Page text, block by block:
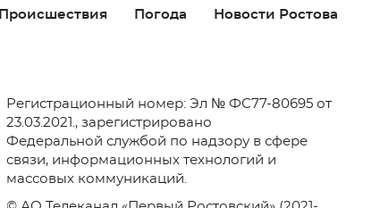
Происшествия Погода Новости Ростова
Регистрационный номер: Эл № ФС77-80695 от
23.03.2021., зарегистрировано
Федеральной службой по надзору в сфере
связи, информационных технологий и
массовых коммуникаций.